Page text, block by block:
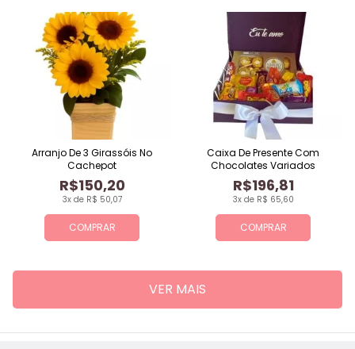
COMPRAR
3x de R$ 50,07
R$150,20
Arranjo De 3 Girassóis No
Cachepot
COMPRAR
3x de R$ 65,60
R$196,81
Caixa De Presente Com
Chocolates Variados
VER MAIS